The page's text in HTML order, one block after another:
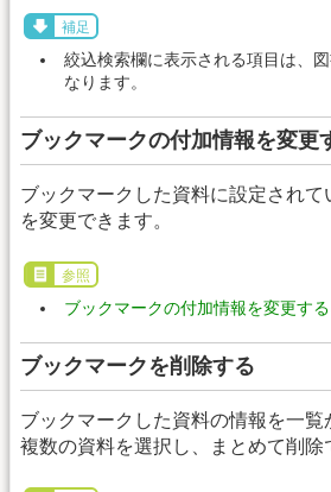
補足
絞込検索欄に表示される項目は、
なります。
ブックマークの付加情報を変更
ブックマークした資料に設定されて
を変更できます。
参照
ブックマークの付加情報を変更する
ブックマークを削除する
ブックマークした資料の情報を一覧
複数の資料を選択し、まとめて削除